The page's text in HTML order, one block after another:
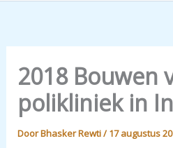
2018 Bouwen
polikliniek in
DoorBhasker Rewti/ 17 augustus